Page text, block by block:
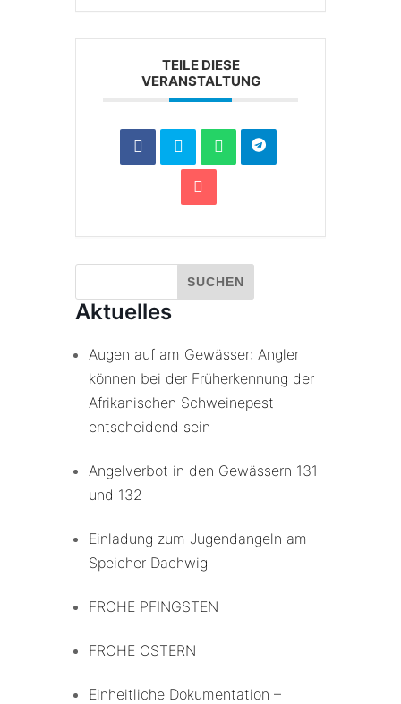
TEILE DIESE
VERANSTALTUNG
Aktuelles
Augen auf am Gewässer: Angler
können bei der Früherkennung der
Afrikanischen Schweinepest
entscheidend sein
Angelverbot in den Gewässern 131
und 132
Einladung zum Jugendangeln am
Speicher Dachwig
FROHE PFINGSTEN
FROHE OSTERN
Einheitliche Dokumentation –